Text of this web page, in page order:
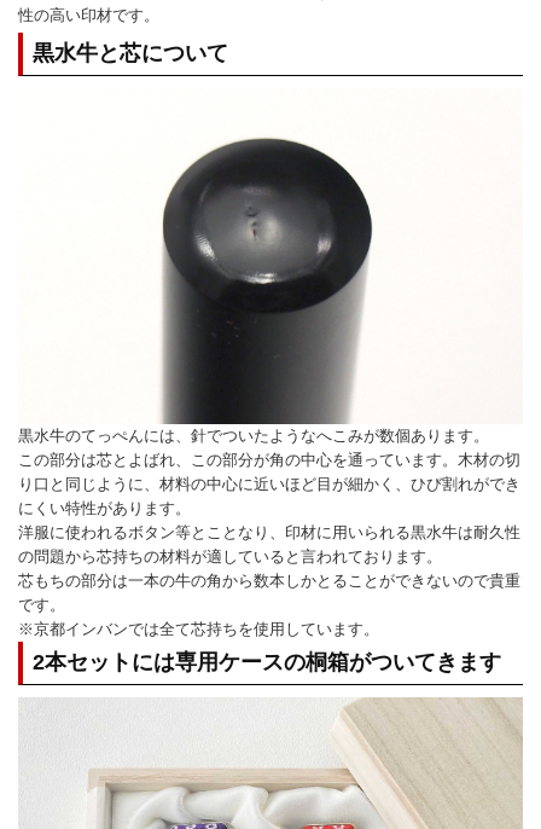
性の高い印材です。
黒水牛と芯について
黒水牛のてっぺんには、針でついたようなへこみが数個あります。
この部分は芯とよばれ、この部分が角の中心を通っています。木材の切
り口と同じように、材料の中心に近いほど目が細かく、ひび割れができ
にくい特性があります。
洋服に使われるボタン等とことなり、印材に用いられる黒水牛は耐久性
の問題から芯持ちの材料が適していると言われております。
芯もちの部分は一本の牛の角から数本しかとることができないので貴重
です。
※京都インバンでは全て芯持ちを使用しています。
2本セットには専用ケースの桐箱がついてきます